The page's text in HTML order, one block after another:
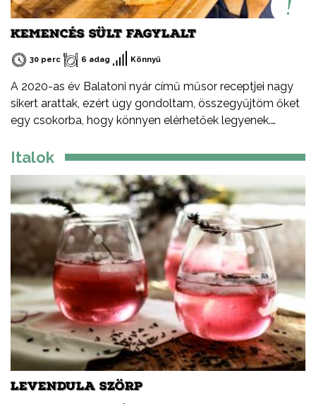
KEMENCÉS SÜLT FAGYLALT
30 perc 6 adag Könnyű
A 2020-as év Balatoni nyár című műsor receptjei nagy
sikert arattak, ezért úgy gondoltam, összegyűjtöm őket
egy csokorba, hogy könnyen elérhetőek legyenek.
minden időszakában elkészítheted, mint ahogy a
étvágyát kívánok!
Italok
LEVENDULA SZÖRP